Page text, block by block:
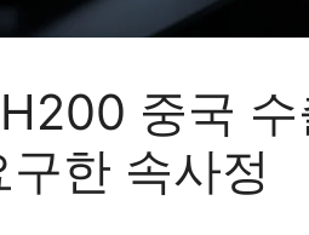
중국
한 속사정